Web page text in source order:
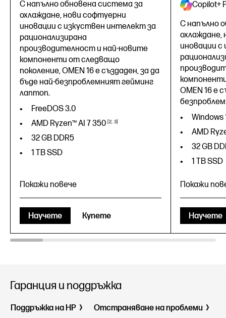
С напълно обновена система за
охлаждане, нови софтуерни
иновации с изкуствен интелект за
рационализирана
производителност и най-новите
компоненти от следващо
поколение, OMEN 16 е създаден, за да
бъде най-безпроблемният гейминг
лаптоп.
FreeDOS 3.0
AMD Ryzen™ AI 7350 2 3
32 GB DDR5
1 TB SSD
FreeDOS 3.0
Покажи повече
Научете Купете
Copilot+
С напълно
охлаждане,
иновации с
OMEN 16 е
Windows
AMD
32 GB
1 TB SSD
Windows
Покажи
Научете
Гаранция и поддръжка
Поддръжка на HP
Отстраняване на проблеми